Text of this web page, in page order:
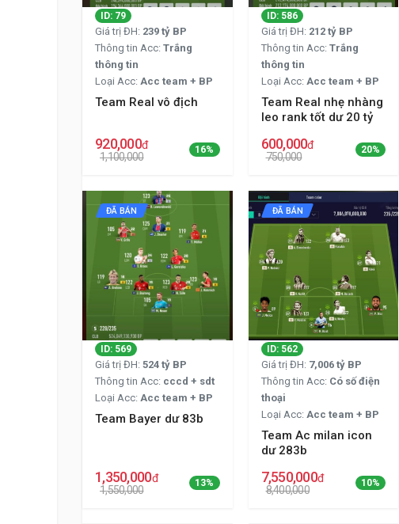
ID: 79
Giá trị ĐH: 239 tỷ BP
Thông tin Acc: Trắng
thông tin
Loại Acc: Acc team + BP
Team Real vô địch
920,000đ
1,100,000
16%
ID: 586
Giá trị ĐH: 212 tỷ BP
Thông tin Acc: Trắng
thông tin
Loại Acc: Acc team + BP
Team Real nhẹ nhàng
leo rank tốt dư 20 tỷ
600,000đ
750,000
20%
ID: 569
Giá trị ĐH: 524 tỷ BP
Thông tin Acc: cccd + sdt
Loại Acc: Acc team + BP
ĐÃ BÁN
Team Bayer dư 83b
1,350,000đ
1,550,000
13%
ID: 562
Giá trị ĐH: 7,006 tỷ BP
Thông tin Acc: Có số điện
thoại
Loại Acc: Acc team + BP
ĐÃ BÁN
Team Ac milan icon
dư 283b
7,550,000đ
8,400,000
10%